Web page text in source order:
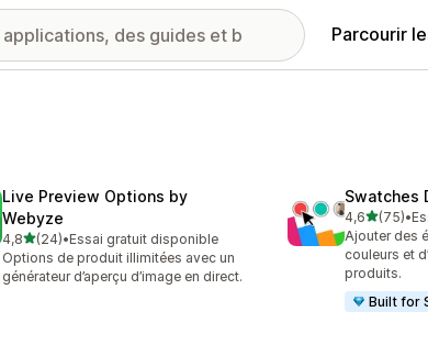
Parcourir
Live Preview Options by
Webyze
4,8étoile(s) sur 5
(24)
24 avis au total
•Essai gratuit disponible
Options de produit illimitées avec un
générateur d’aperçu d’image en direct.
Swatches
4,6étoile(s)
(75)
75 avis au•
Ajouter des
couleurs et
produits.
Built for